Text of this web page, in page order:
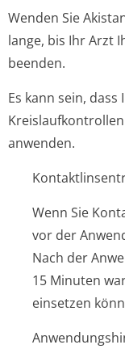
Wenden Sie
lange, bis Ihr Arzt
beenden.
Es kann sein,
anwenden.
Wenn Sie
vor der
Nach der
15 Minuten
einsetzen